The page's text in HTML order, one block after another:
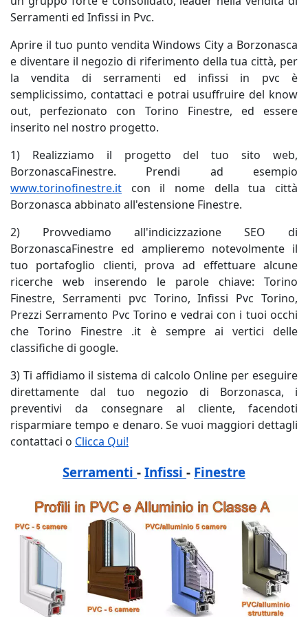
Serramenti ed Infissi in Pvc.
Aprire il tuo punto vendita Windows City a Borzonasca
e diventare il negozio di riferimento della tua città, per
la vendita di serramenti ed infissi in pvc è
semplicissimo, contattaci e potrai usuffruire del know
out, perfezionato con Torino Finestre, ed essere
inserito nel nostro progetto.
1) Realizziamo il progetto del tuo sito web,
BorzonascaFinestre. Prendi ad esempio
www.torinofinestre.it con il nome della tua città
Borzonasca abbinato all'estensione Finestre.
2) Provvediamo all'indicizzazione SEO di
BorzonascaFinestre ed amplieremo notevolmente il
tuo portafoglio clienti, prova ad effettuare alcune
ricerche web inserendo le parole chiave: Torino
Finestre, Serramenti pvc Torino, Infissi Pvc Torino,
Prezzi Serramento Pvc Torino e vedrai con i tuoi occhi
che Torino Finestre .it è sempre ai vertici delle
classifiche di google.
3) Ti affidiamo il sistema di calcolo Online per eseguire
direttamente dal tuo negozio di Borzonasca, i
preventivi da consegnare al cliente, facendoti
risparmiare tempo e denaro. Se vuoi maggiori dettagli
contattaci o Clicca Qui!
Serramenti - Infissi - Finestre